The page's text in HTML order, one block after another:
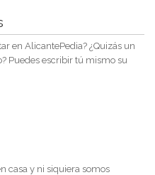
en AlicantePedia? ¿Quizás un
Puedes escribir tú mismo su
casa y ni siquiera somos